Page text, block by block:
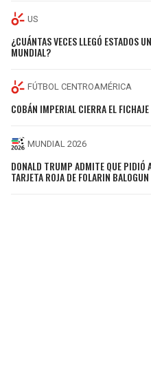
US
¿CUÁNTAS VECES LLEGÓ ESTADOS
MUNDIAL?
FÚTBOL CENTROAMÉRICA
COBÁN IMPERIAL CIERRA EL
MUNDIAL 2026
DONALD TRUMP ADMITE QUE PIDIÓ
TARJETA ROJA DE FOLARIN BALOGUN